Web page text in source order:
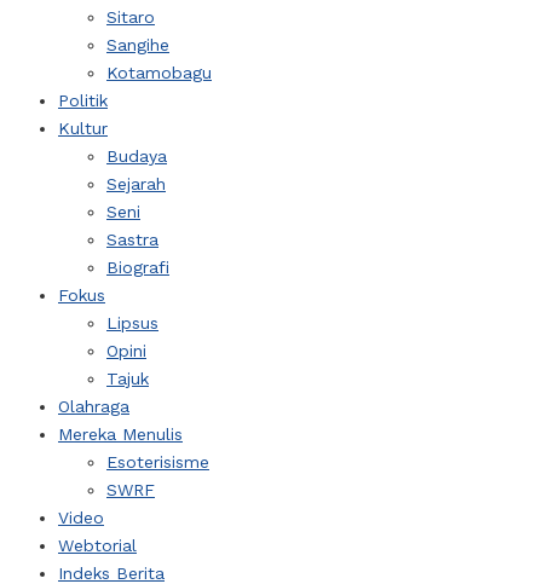
Sitaro
Sangihe
Kotamobagu
Politik
Kultur
Budaya
Sejarah
Seni
Sastra
Biografi
Fokus
Lipsus
Opini
Tajuk
Olahraga
Mereka Menulis
Esoterisisme
SWRF
Video
Webtorial
Indeks Berita